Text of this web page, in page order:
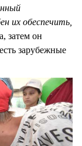
их обеспечить,
затем он
зарубежные